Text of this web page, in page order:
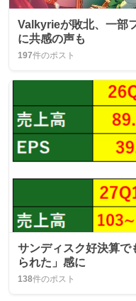
Valkyrieが敗北、一部
に共感の声も
197件のポスト
サンディスク好決算で
られた」感に
138件のポスト